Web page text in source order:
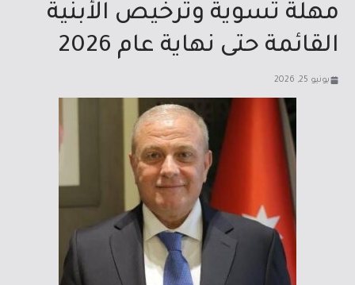
مهلة تسوية وترخيص الأبنية
القائمة حتى نهاية عام 2026
يونيو 25, 2026